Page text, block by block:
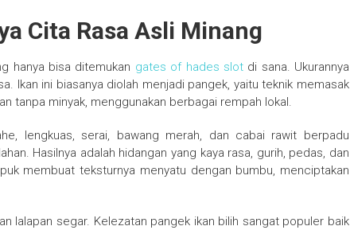
Cita Rasa Asli Minang
hanya bisa ditemukan gates of hades slotdi sana. Ukurannya
Ikan ini biasanya diolah menjadi pangek, yaitu teknik memasak
tanpa minyak, menggunakan berbagai rempah lokal.
lengkuas, serai, bawang merah, dan cabai rawit berpadu
Hasilnya adalah hidangan yang kaya rasa, gurih, pedas, dan
membuat teksturnya menyatu dengan bumbu, menciptakan
lalapan segar. Kelezatan pangek ikan bilih sangat populer baik